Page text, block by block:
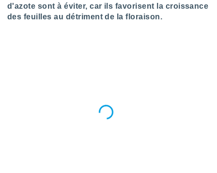
des
d'azote sont à éviter, car ils favorisent la croissance
des feuilles au détriment de la floraison.